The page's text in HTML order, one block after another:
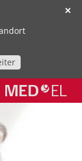
✕